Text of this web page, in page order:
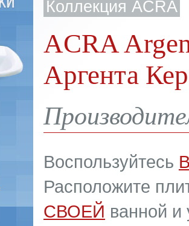
Коллекция ACRA
ACRA
Аргента
Воспользуйтесь
Расположите
СВОЕЙ ванной и